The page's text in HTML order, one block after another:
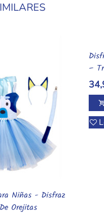
Niñas - Disfraz
Orejitas
–